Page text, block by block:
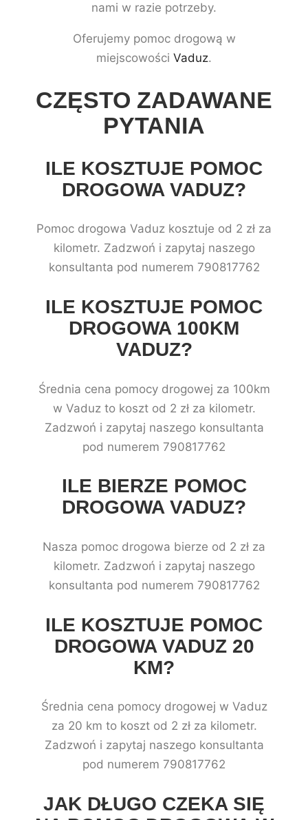
nami w razie potrzeby.
Oferujemy pomoc drogową w
miejscowości Vaduz.
CZĘSTO ZADAWANE
PYTANIA
ILE KOSZTUJE POMOC
DROGOWA VADUZ?
Pomoc drogowa Vaduz kosztuje od 2 zł za
kilometr. Zadzwoń i zapytaj naszego
konsultanta pod numerem 790817762
ILE KOSZTUJE POMOC
DROGOWA 100KM
VADUZ?
Średnia cena pomocy drogowej za 100km
w Vaduz to koszt od 2 zł za kilometr.
Zadzwoń i zapytaj naszego konsultanta
pod numerem 790817762
ILE BIERZE POMOC
DROGOWA VADUZ?
Nasza pomoc drogowa bierze od 2 zł za
kilometr. Zadzwoń i zapytaj naszego
konsultanta pod numerem 790817762
ILE KOSZTUJE POMOC
DROGOWA VADUZ 20
KM?
Średnia cena pomocy drogowej w Vaduz
za 20 km to koszt od 2 zł za kilometr.
Zadzwoń i zapytaj naszego konsultanta
pod numerem 790817762
JAK DŁUGO CZEKA SIĘ